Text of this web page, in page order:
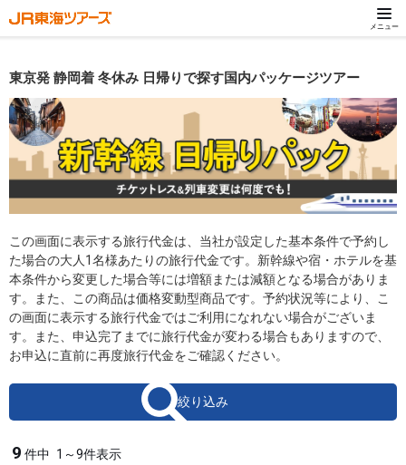
メニュー
東京発 静岡着 冬休み 日帰りで探す国内パッケージツアー
この画面に表示する旅行代金は、当社が設定した基本条件で予約し
た場合の大人1名様あたりの旅行代金です。新幹線や宿・ホテルを基
本条件から変更した場合等には増額または減額となる場合がありま
す。また、この商品は価格変動型商品です。予約状況等により、こ
の画面に表示する旅行代金ではご利用になれない場合がございま
す。また、申込完了までに旅行代金が変わる場合もありますので、
お申込に直前に再度旅行代金をご確認ください。
絞り込み
9 件中 1～9件表示